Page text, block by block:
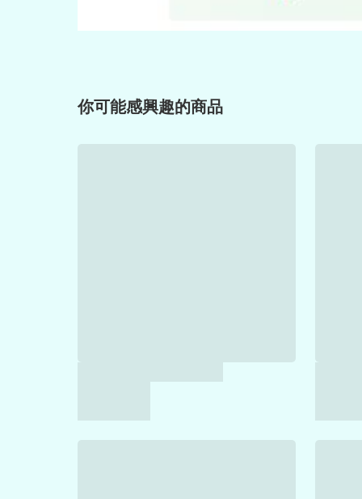
你可能感興趣的商品